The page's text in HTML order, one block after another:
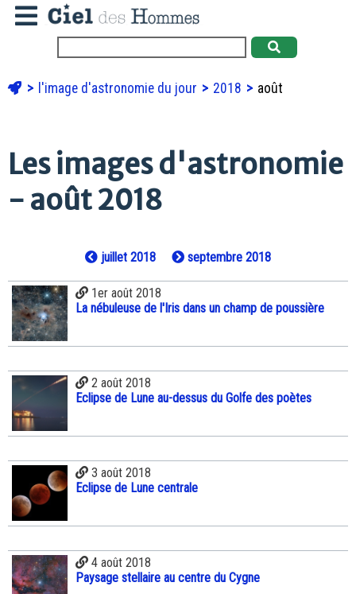
l'image d'astronomie du jour 2018 août
Les images d'astronomie
- août 2018
juillet 2018 septembre 2018
1er août 2018
La nébuleuse de l'Iris dans un champ de poussière
2 août 2018
Eclipse de Lune au-dessus du Golfe des poètes
3 août 2018
Eclipse de Lune centrale
4 août 2018
Paysage stellaire au centre du Cygne